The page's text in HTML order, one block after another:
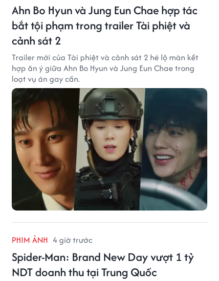
Ahn Bo Hyun và Jung Eun Chae hợp tác
bắt tội phạm trong trailer Tài phiệt và
cảnh sát 2
Trailer mới của Tài phiệt và cảnh sát 2 hé lộ màn kết
hợp ăn ý giữa Ahn Bo Hyun và Jung Eun Chae trong
loạt vụ án gay cấn.
PHIM ẢNH 4 giờ trước
Spider-Man: Brand New Day vượt 1 tỷ
NDT doanh thu tại Trung Quốc